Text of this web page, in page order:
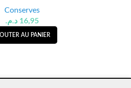
Conserves
16,95 د.م.
AU PANIER